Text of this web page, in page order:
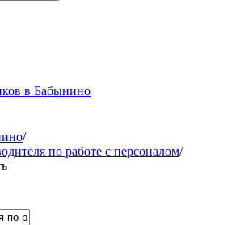
в Бабынино
/
по работе с персоналом/